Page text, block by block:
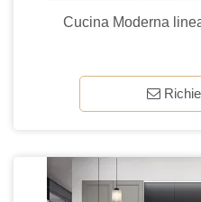
Cucina Moderna